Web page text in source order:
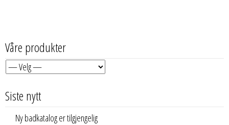
Våre produkter
Siste nytt
Ny badkatalog er tilgjengelig